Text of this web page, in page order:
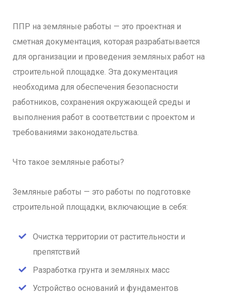
ППР на земляные работы — это проектная и
сметная документация, которая разрабатывается
для организации и проведения земляных работ на
строительной площадке. Эта документация
необходима для обеспечения безопасности
работников, сохранения окружающей среды и
выполнения работ в соответствии с проектом и
требованиями законодательства.
Что такое земляные работы?
Земляные работы — это работы по подготовке
строительной площадки, включающие в себя:
Очистка территории от растительности и
препятствий
Разработка грунта и земляных масс
Устройство оснований и фундаментов